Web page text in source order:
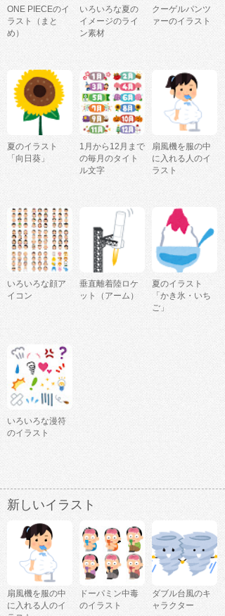
ONE PIECEのイ
ラスト（まと
め）
いろいろな夏の
イメージのライ
ン素材
クーゲルパンツ
ァーのイラスト
夏のイラスト
「向日葵」
1月から12月まで
の毎月のタイト
ル文字
扇風機を服の中
に入れる人のイ
ラスト
いろいろな顔ア
イコン
垂直離着陸ロケ
ット（アーム）
夏のイラスト
「かき氷・いち
ご」
いろいろな漫符
のイラスト
新しいイラスト
扇風機を服の中
に入れる人のイ
ドーパミン中毒
のイラスト
ダブル台風のキ
ャラクター